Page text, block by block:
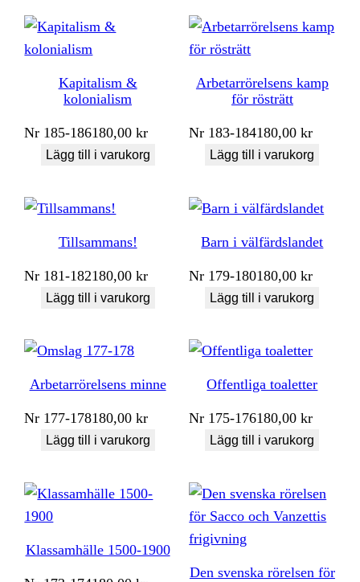
Kapitalism &
kolonialism
Nr 185-186180,00kr
Lägg till i varukorg
Arbetarrörelsens kamp
för rösträtt
Nr 183-184180,00kr
Lägg till i varukorg
Tillsammans!
Nr 181-182180,00kr
Lägg till i varukorg
Barn i välfärdslandet
Nr 179-180180,00kr
Lägg till i varukorg
Arbetarrörelsens minne
Nr 177-178180,00kr
Lägg till i varukorg
Offentliga toaletter
Nr 175-176180,00kr
Lägg till i varukorg
Klassamhälle 1500-1900
Den svenska rörelsen för